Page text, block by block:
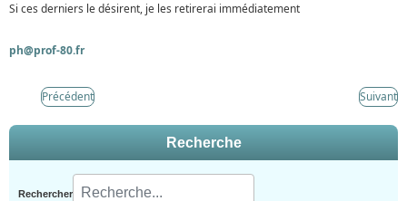
Si ces derniers le désirent, je les retirerai immédiatement
ph@prof-80.fr
Précédent Suivant
Recherche
Rechercher